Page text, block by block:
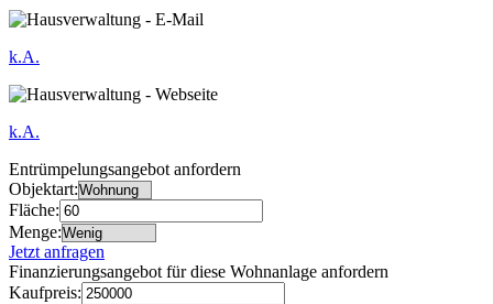
k.A.
k.A.
Entrümpelungsangebot anfordern
Objektart:
Fläche:
Menge:
Jetzt anfragen
Finanzierungsangebot für diese Wohnanlage anfordern
Kaufpreis: